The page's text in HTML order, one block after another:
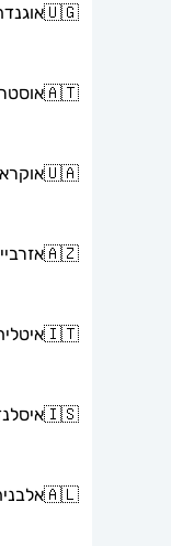
🇺🇬
🇦🇹
🇺🇦
🇦🇿
🇮🇹
🇮🇸
🇦🇱